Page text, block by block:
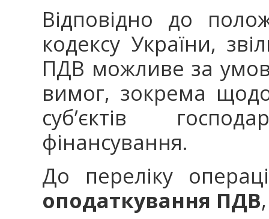
Відповідно до
кодексу України,
ПДВ можливе за
вимог, зокрема щодо
суб’єктів
фінансування.
До переліку
оподаткування ПДВ